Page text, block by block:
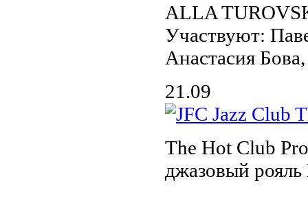
ALLA
Участвуют:
Анастасия
21.09
The Hot Club
джазовый